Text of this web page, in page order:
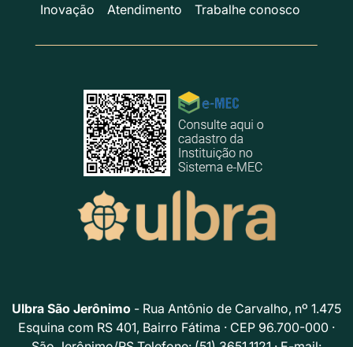
Inovação
Atendimento Trabalhe conosco
Ulbra São Jerônimo - Rua Antônio de Carvalho, nº 1.475
Esquina com RS 401, Bairro Fátima · CEP 96.700-000 ·